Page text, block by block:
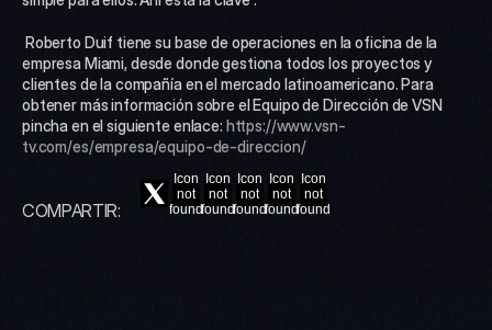
empresa Miami, desde donde gestiona todos los proyectos y
clientes de la compañía en el mercado latinoamericano. Para
obtener más información sobre el Equipo de Dirección de VSN
pincha en el siguiente enlace: https://www.vsn-
tv.com/es/empresa/equipo-de-direccion/
COMPARTIR:
Icon
not
found
Icon
not
found
Icon
not
found
Icon
not
found
Icon
not
found